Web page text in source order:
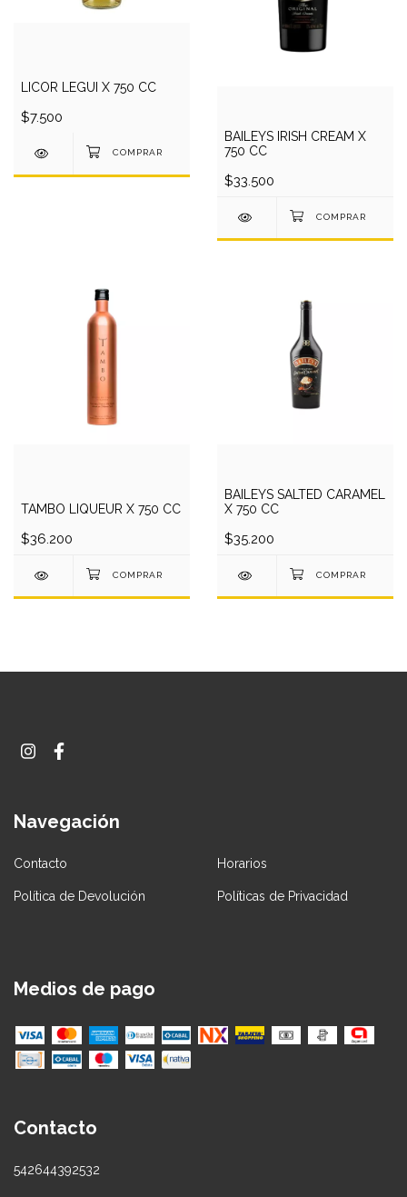
LICOR LEGUI X 750 CC
$7.500
BAILEYS IRISH CREAM X
750 CC
$33.500
TAMBO LIQUEUR X 750 CC
$36.200
BAILEYS SALTED CARAMEL
X 750 CC
$35.200
Navegación
Contacto Horarios
Política de Devolución Políticas de Privacidad
Medios de pago
Contacto
542644392532